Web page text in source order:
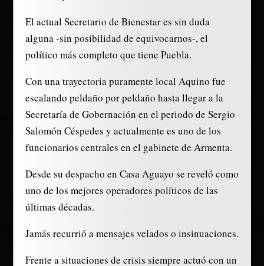
El actual Secretario de Bienestar es sin duda
alguna -sin posibilidad de equivocarnos-, el
político más completo que tiene Puebla.
Con una trayectoria puramente local Aquino fue
escalando peldaño por peldaño hasta llegar a la
Secretaría de Gobernación en el periodo de Sergio
Salomón Céspedes y actualmente es uno de los
funcionarios centrales en el gabinete de Armenta.
Desde su despacho en Casa Aguayo se reveló como
uno de los mejores operadores políticos de las
últimas décadas.
Jamás recurrió a mensajes velados o insinuaciones.
Frente a situaciones de crisis siempre actuó con un